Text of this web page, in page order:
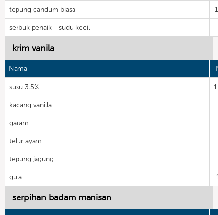
tepung gandum biasa
serbuk penaik - sudu kecil
krim vanila
Nama
susu 3.5%
kacang vanilla
garam
telur ayam
tepung jagung
gula
serpihan badam manisan